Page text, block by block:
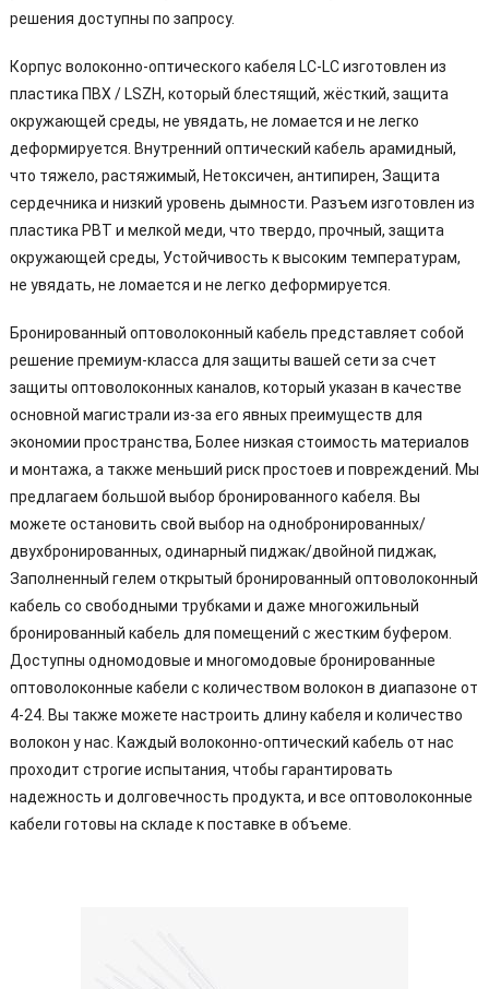
решения доступны по запросу.
Корпус волоконно-оптического кабеля LC-LC изготовлен из
пластика ПВХ / LSZH, который блестящий, жёсткий, защита
окружающей среды, не увядать, не ломается и не легко
деформируется. Внутренний оптический кабель арамидный,
что тяжело, растяжимый, Нетоксичен, антипирен, Защита
сердечника и низкий уровень дымности. Разъем изготовлен из
пластика PBT и мелкой меди, что твердо, прочный, защита
окружающей среды, Устойчивость к высоким температурам,
не увядать, не ломается и не легко деформируется.
Бронированный оптоволоконный кабель представляет собой
решение премиум-класса для защиты вашей сети за счет
защиты оптоволоконных каналов, который указан в качестве
основной магистрали из-за его явных преимуществ для
экономии пространства, Более низкая стоимость материалов
и монтажа, а также меньший риск простоев и повреждений. Мы
предлагаем большой выбор бронированного кабеля. Вы
можете остановить свой выбор на однобронированных/
двухбронированных, одинарный пиджак/двойной пиджак,
Заполненный гелем открытый бронированный оптоволоконный
кабель со свободными трубками и даже многожильный
бронированный кабель для помещений с жестким буфером.
Доступны одномодовые и многомодовые бронированные
оптоволоконные кабели с количеством волокон в диапазоне от
4-24. Вы также можете настроить длину кабеля и количество
волокон у нас. Каждый волоконно-оптический кабель от нас
проходит строгие испытания, чтобы гарантировать
надежность и долговечность продукта, и все оптоволоконные
кабели готовы на складе к поставке в объеме.